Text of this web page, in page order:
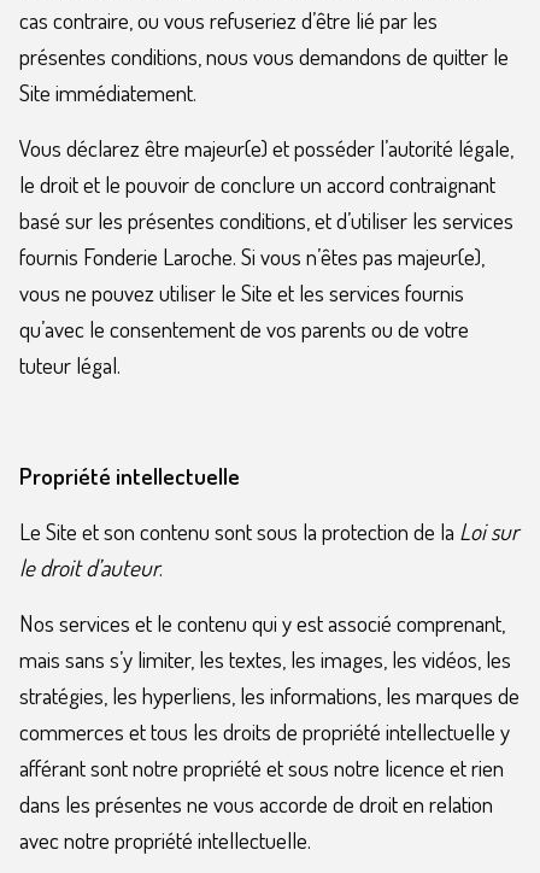
cas contraire, ou vous refuseriez d’être lié par les
présentes conditions, nous vous demandons de quitter le
Site immédiatement.
Vous déclarez être majeur(e) et posséder l’autorité légale,
le droit et le pouvoir de conclure un accord contraignant
basé sur les présentes conditions, et d’utiliser les services
fournis Fonderie Laroche. Si vous n’êtes pas majeur(e),
vous ne pouvez utiliser le Site et les services fournis
qu’avec le consentement de vos parents ou de votre
tuteur légal.
Propriété intellectuelle
Le Site et son contenu sont sous la protection de la Loi sur
le droit d’auteur.
Nos services et le contenu qui y est associé comprenant,
mais sans s’y limiter, les textes, les images, les vidéos, les
stratégies, les hyperliens, les informations, les marques de
commerces et tous les droits de propriété intellectuelle y
afférant sont notre propriété et sous notre licence et rien
dans les présentes ne vous accorde de droit en relation
avec notre propriété intellectuelle.